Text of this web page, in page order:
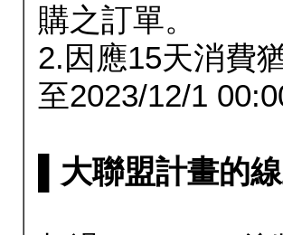
購之訂單。
2.因應15天消費
至2023/12/1
▌大聯盟計畫的